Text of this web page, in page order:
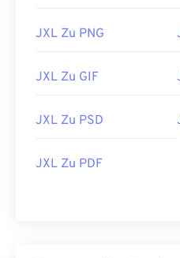
JXL Zu PNG
JXL Zu GIF
JXL Zu PSD
JXL Zu PDF